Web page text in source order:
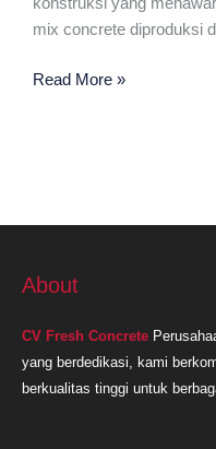
mix concrete diproduksi
Ready
Read More »
About
CV Fresh Concrete
yang berdedikasi, kami
berkualitas tinggi untuk